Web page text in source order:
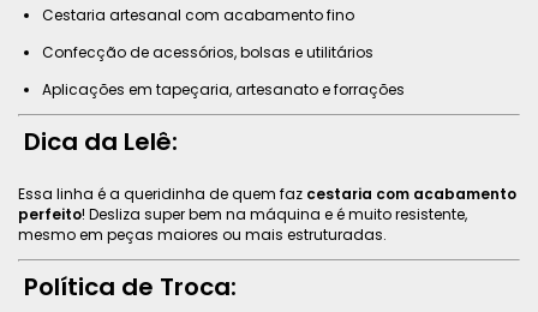
Cestaria artesanal com acabamento fino
Confecção de acessórios, bolsas e utilitários
Aplicações em tapeçaria, artesanato e forrações
Dica da Lelê:
Essa linha é a queridinha de quem faz cestaria com acabamento
perfeito! Desliza super bem na máquina e é muito resistente,
mesmo em peças maiores ou mais estruturadas.
Política de Troca: